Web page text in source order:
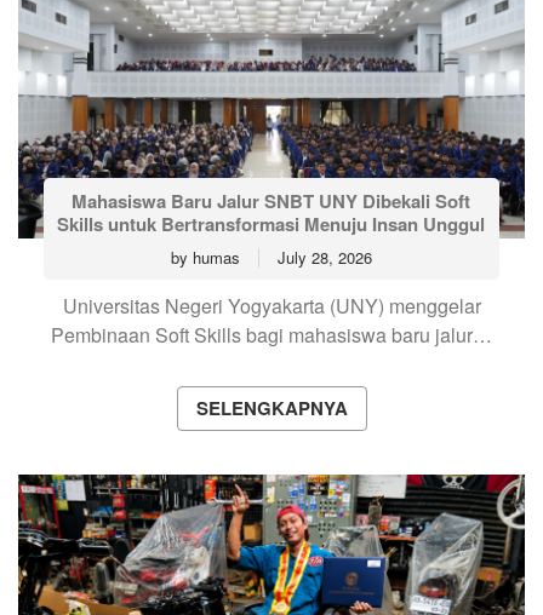
Mahasiswa Baru Jalur SNBT UNY Dibekali Soft
Skills untuk Bertransformasi Menuju Insan Unggul
by humas July 28, 2026
Universitas Negeri Yogyakarta (UNY) menggelar
Pembinaan Soft Skills bagi mahasiswa baru jalur…
SELENGKAPNYA